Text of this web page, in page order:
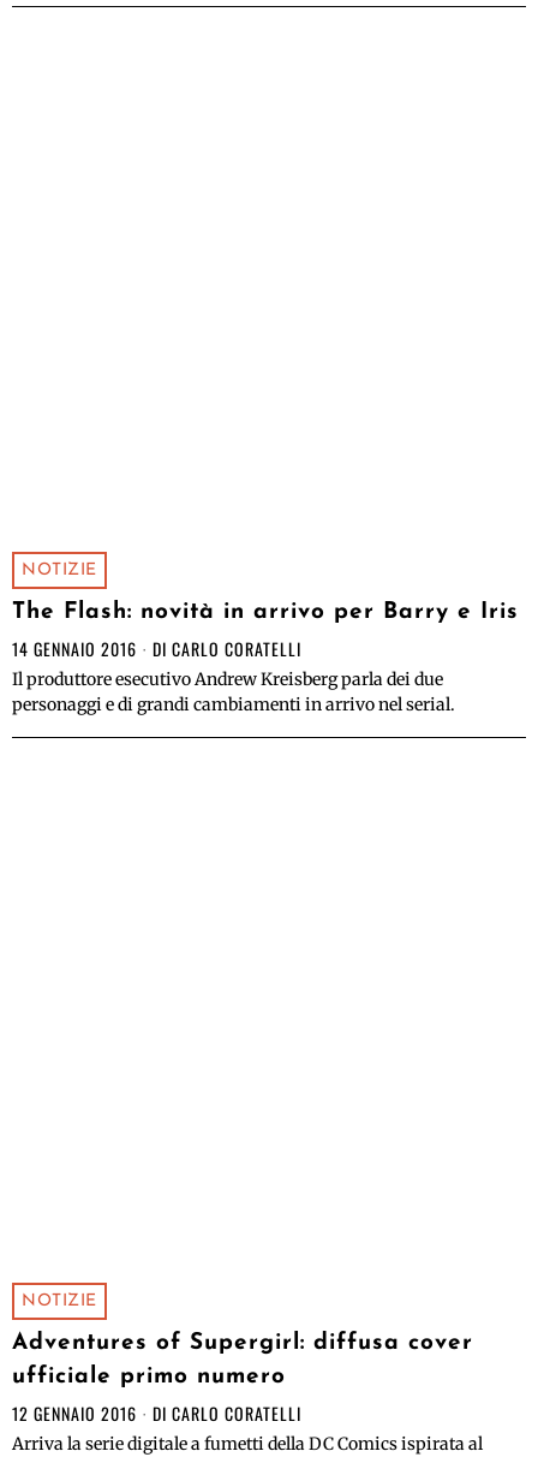
NOTIZIE
The Flash: novità in arrivo per Barry e Iris
14 GENNAIO 2016 DI CARLO CORATELLI
Il produttore esecutivo Andrew Kreisberg parla dei due
personaggi e di grandi cambiamenti in arrivo nel serial.
NOTIZIE
Adventures of Supergirl: diffusa cover
ufficiale primo numero
12 GENNAIO 2016 DI CARLO CORATELLI
Arriva la serie digitale a fumetti della DC Comics ispirata al